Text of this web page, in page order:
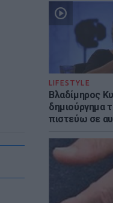
LIFESTYLE
Βλαδίμηρος
δημιούργημα
πιστεύω σε